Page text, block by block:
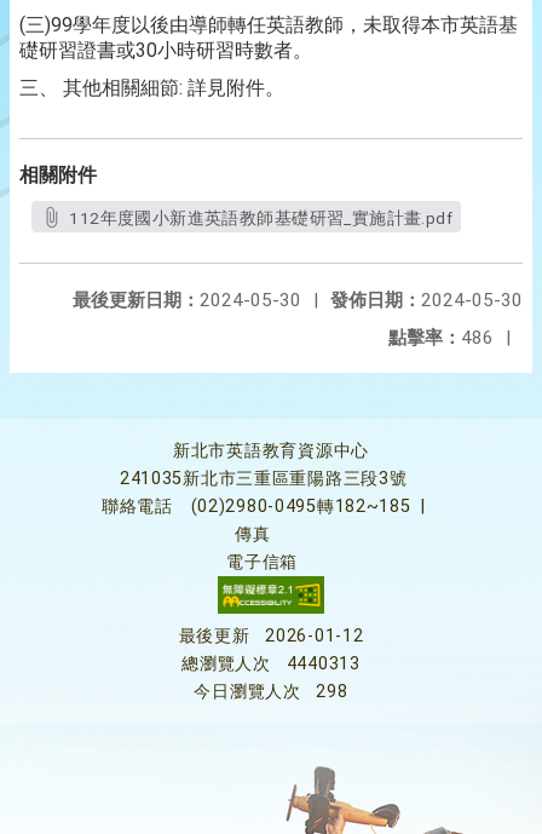
(三)99學年度以後由導師轉任英語教師，未取得本市英語基
礎研習證書或30小時研習時數者。
三、
其他相關細節: 詳見附件。
相關附件
112年度國小新進英語教師基礎研習_實施計畫.pdf
發佈日期： 2024-05-30
最後更新日期： 2024-05-30
|
點擊率： 486 |
新北市英語教育資源中心
241035新北市三重區重陽路三段3號
聯絡電話
(02)2980-0495轉182~185
傳真
電子信箱
最後更新
2026-01-12
總瀏覽人次
4440313
今日瀏覽人次
298